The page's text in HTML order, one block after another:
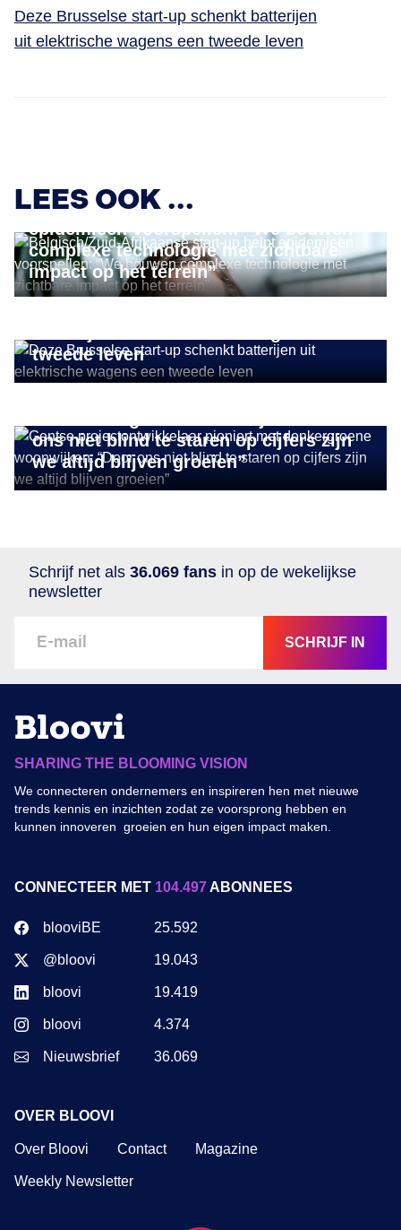
Deze Brusselse start-up schenkt batterijen
uit elektrische wagens een tweede leven
LEES OOK ...
Belgisch/Zuid-Afrikaanse start-up helpt
epidemieën voorspellen: “We bouwen
complexe technologie met zichtbare
impact op het terrein”
IMPACT ONDERNEMEN
tweede leven
DUURZAAM ONDERNEMEN
ons niet blind te staren op cijfers zijn
we altijd blijven groeien”
Schrijf net als 36.069 fans in op de wekelijkse
newsletter
SCHRIJF IN
SHARING THE BLOOMING VISION
We connecteren ondernemers en inspireren hen met nieuwe
trends kennis en inzichten zodat ze voorsprong hebben en
kunnen innoveren groeien en hun eigen impact maken.
CONNECTEER MET 104.497ABONNEES
blooviBE 25.592
@bloovi 19.043
bloovi 19.419
bloovi 4.374
Nieuwsbrief 36.069
OVER BLOOVI
Over Bloovi Contact Magazine
Weekly Newsletter